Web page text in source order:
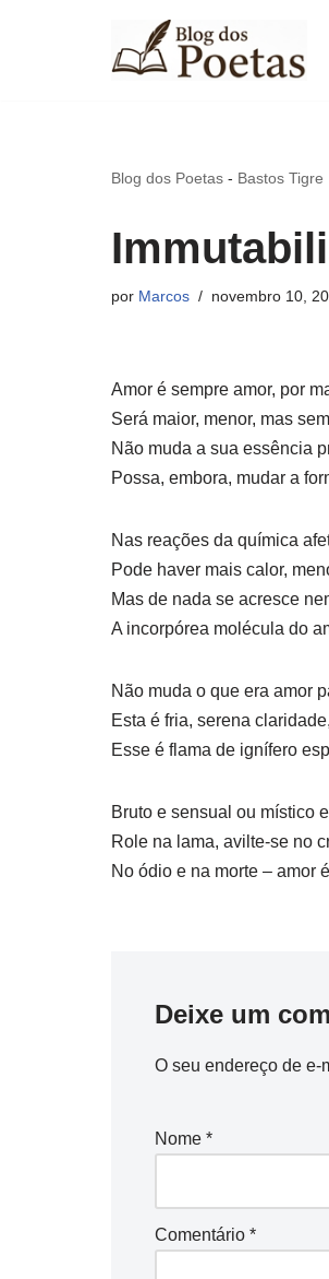
Blog dos Poetas - Bastos Tigre
por Marcos novembro 10,
Amor é sempre amor, por
Será maior, menor, mas
Não muda a sua essência
Possa, embora, mudar a
Nas reações da química
Pode haver mais calor,
Mas de nada se acresce
A incorpórea molécula do
Não muda o que era amor
Esta é fria, serena claridade,
Esse é flama de ignífero
Bruto e sensual ou místico
Role na lama, avilte-se no
No ódio e na morte – amor
Deixe um
O seu endereço de e-
Nome *
Comentário *